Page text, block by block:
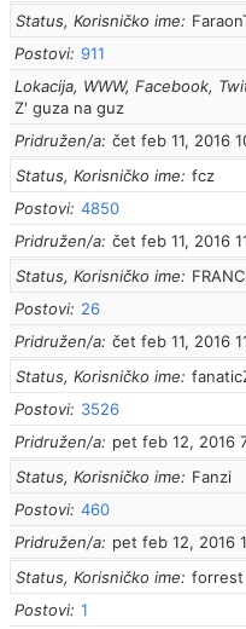
Status, Korisničko ime
Postovi 911
Lokacija, WWW, Facebook,
Z' guza na guz
Pridružen/a čet feb 11, 2016
Status, Korisničko ime
fcz
Postovi 4850
Pridružen/a čet feb 11, 2016
Status, Korisničko ime
Postovi
26
Pridružen/a čet feb 11, 2016
Status, Korisničko ime
Postovi
3526
Pridružen/a
pet feb 12, 2016
Status, Korisničko ime
Fanzi
Postovi 460
Pridružen/a
pet feb 12, 2016
Status, Korisničko ime
forrest
Postovi 1